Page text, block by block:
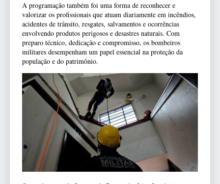
A programação também foi uma forma de reconhecer e
valorizar os profissionais que atuam diariamente em incêndios,
acidentes de trânsito, resgates, salvamentos e ocorrências
envolvendo produtos perigosos e desastres naturais. Com
preparo técnico, dedicação e compromisso, os bombeiros
militares desempenham um papel essencial na proteção da
população e do patrimônio.